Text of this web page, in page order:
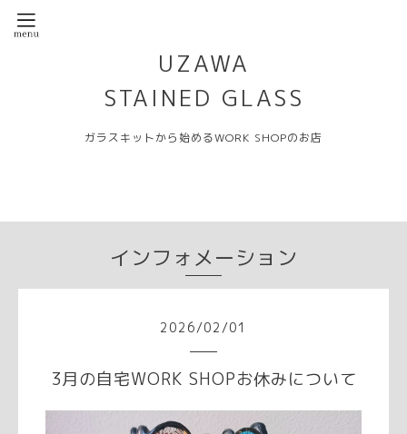
UZAWA
STAINED GLASS
ガラスキットから始めるWORK SHOPのお店
インフォメーション
2026/02 /01
3月の自宅WORK SHOPお休みについて